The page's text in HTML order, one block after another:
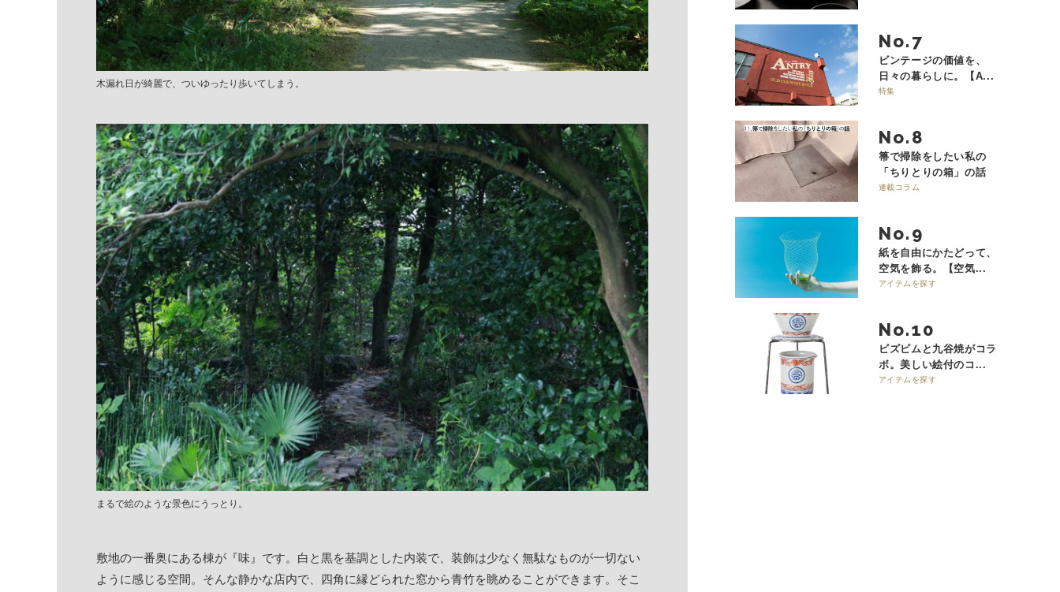
木漏れ日が綺麗で、ついゆったり歩いてしまう。
まるで絵のような景色にうっとり。
敷地の一番奥にある棟が『味』です。白と黒を基調とした内装で、装飾は少なく無駄なものが一切ない
ように感じる空間。そんな静かな店内で、四角に縁どられた窓から青竹を眺めることができます。そこ
No.
ビンテージの価値を、
日々の暮らしに。【A...
特集
No.
箒で掃除をしたい私の
「ちりとりの箱」の話
連載コラム
No.
紙を自由にかたどって、
空気を飾る。【空気...
アイテムを探す
No.
ビズビムと九谷焼がコラ
ボ。美しい絵付のコ...
アイテムを探す